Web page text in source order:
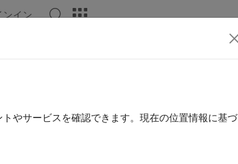
ンイン
やサービスを確認できます。現在の位置情報に基づ